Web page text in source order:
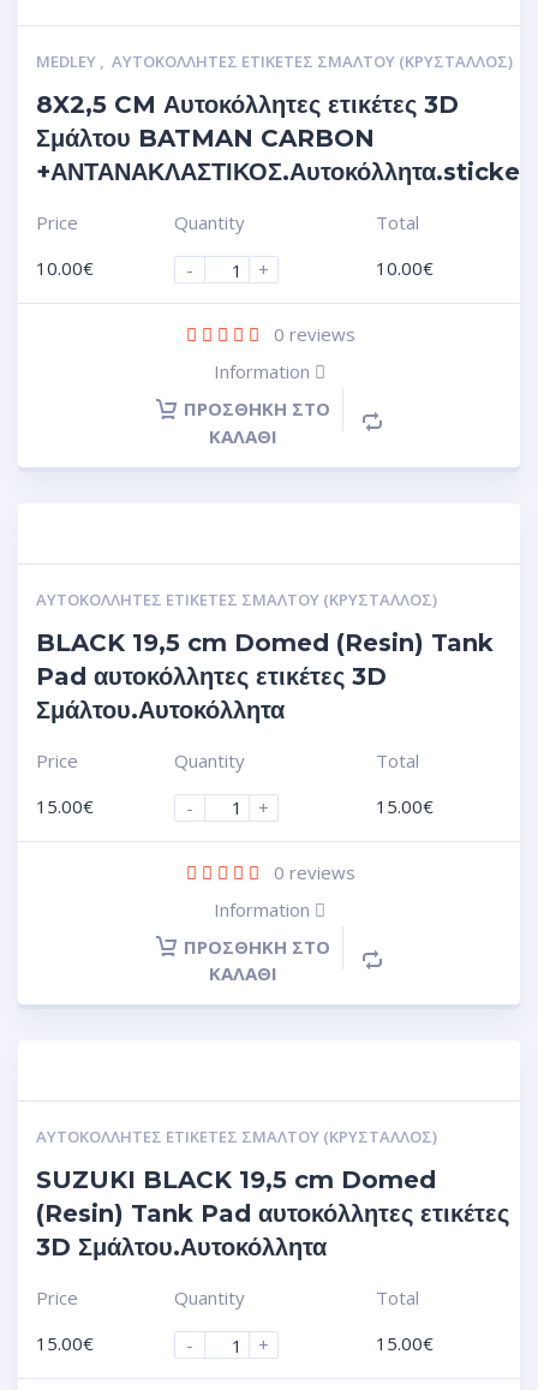
MEDLEY , ΑΥΤΟΚΌΛΛΗΤΕΣ ΕΤΙΚΈΤΕΣ ΣΜΆΛΤΟΥ (ΚΡΥΣΤΑΛΛΟΣ)
8X2,5 CM Αυτοκόλλητες ετικέτες 3D
Σμάλτου BATMAN CARBON
Price
10.00€
Quantity
-
+
Total
10.00€
0 reviews
Information
ΠΡΟΣΘΉΚΗ ΣΤΟ
ΚΑΛΆΘΙ
ΑΥΤΟΚΌΛΛΗΤΕΣ ΕΤΙΚΈΤΕΣ ΣΜΆΛΤΟΥ (ΚΡΥΣΤΑΛΛΟΣ)
BLACK 19,5 cm Domed (Resin) Tank
Pad αυτοκόλλητες ετικέτες 3D
Σμάλτου.Αυτοκόλλητα
Price
15.00€
Quantity
-
+
Total
15.00€
0 reviews
Information
ΠΡΟΣΘΉΚΗ ΣΤΟ
ΚΑΛΆΘΙ
ΑΥΤΟΚΌΛΛΗΤΕΣ ΕΤΙΚΈΤΕΣ ΣΜΆΛΤΟΥ (ΚΡΥΣΤΑΛΛΟΣ)
SUZUKI BLACK 19,5 cm Domed
(Resin) Tank Pad αυτοκόλλητες ετικέτες
3D Σμάλτου.Αυτοκόλλητα
Price
15.00€
Quantity
-
+
Total
15.00€